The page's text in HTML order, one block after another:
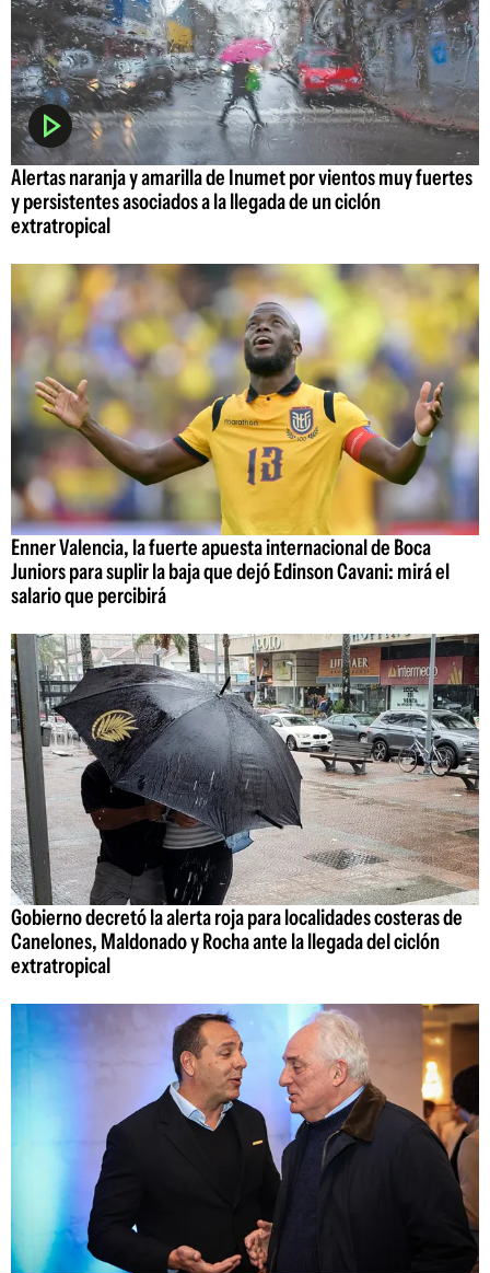
Alertas naranja y amarilla de Inumet por vientos muy fuertes
y persistentes asociados a la llegada de un ciclón
extratropical
Enner Valencia, la fuerte apuesta internacional de Boca
Juniors para suplir la baja que dejó Edinson Cavani: mirá el
salario que percibirá
Gobierno decretó la alerta roja para localidades costeras de
Canelones, Maldonado y Rocha ante la llegada del ciclón
extratropical